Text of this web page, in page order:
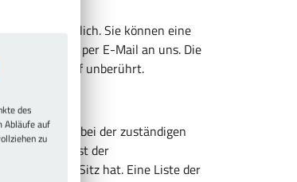
möglich. Sie können eine
Mitteilung per E-Mail an uns. Die
vom Widerruf unberührt.
bei der zuständigen
Fragen ist der
seinen Sitz hat. Eine Liste der
des
Abläufe auf
zu